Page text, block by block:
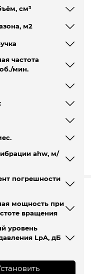
см³
м2
частота
мин.
ahw, м/
погрешности
мощность при
вращения
уровень
LpA, дБ